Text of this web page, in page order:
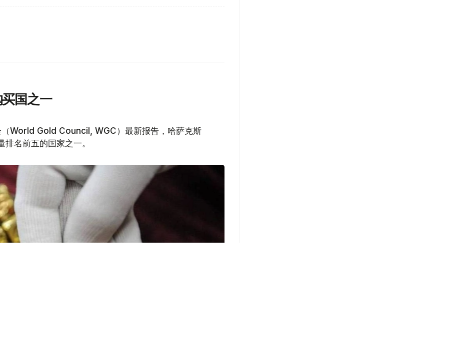
国之一
（World Gold Council, WGC）最新报告，哈萨克斯
名前五的国家之一。